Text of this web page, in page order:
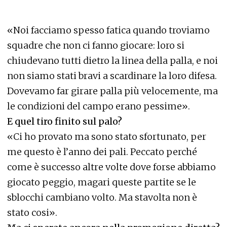
«Noi facciamo spesso fatica quando troviamo
squadre che non ci fanno giocare: loro si
chiudevano tutti dietro la linea della palla, e noi
non siamo stati bravi a scardinare la loro difesa.
Dovevamo far girare palla più velocemente, ma
le condizioni del campo erano pessime».
E quel tiro finito sul palo?
«Ci ho provato ma sono stato sfortunato, per
me questo è l’anno dei pali. Peccato perché
come è successo altre volte dove forse abbiamo
giocato peggio, magari queste partite se le
sblocchi cambiano volto. Ma stavolta non è
stato cosi».